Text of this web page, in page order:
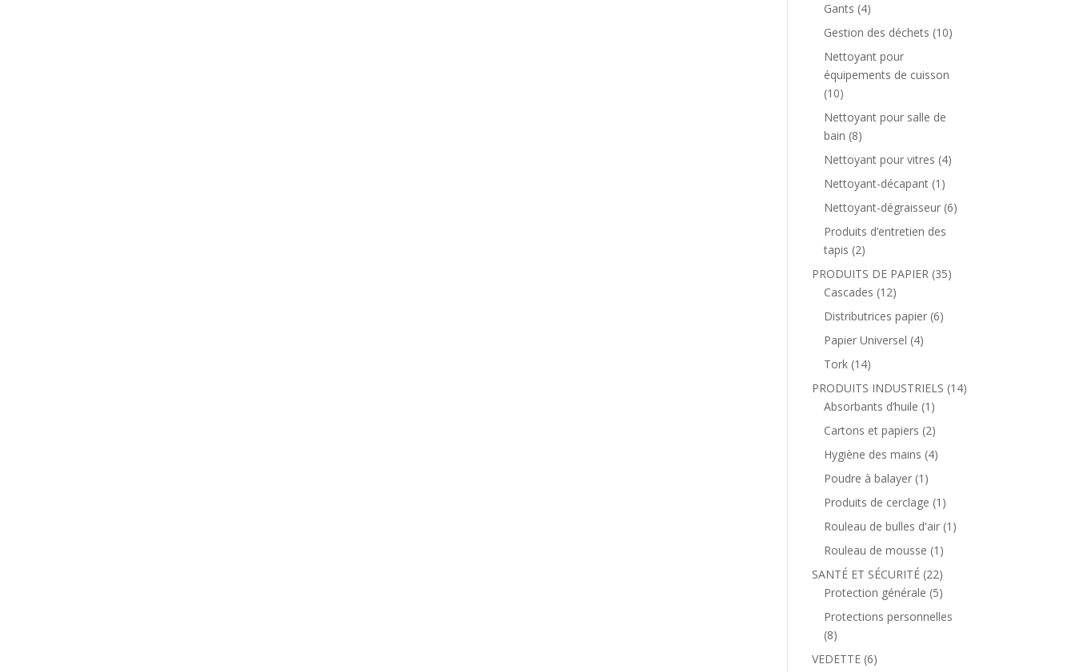
Gants (4)
Gestion des déchets (10)
Nettoyant pour
équipements de cuisson
(10)
Nettoyant pour salle de
bain (8)
Nettoyant pour vitres (4)
Nettoyant-décapant (1)
Nettoyant-dégraisseur (6)
Produits d’entretien des
tapis (2)
PRODUITS DE PAPIER (35)
Cascades (12)
Distributrices papier (6)
Papier Universel (4)
Tork (14)
PRODUITS INDUSTRIELS (14)
Absorbants d’huile (1)
Cartons et papiers (2)
Hygiène des mains (4)
Poudre à balayer (1)
Produits de cerclage (1)
Rouleau de bulles d'air (1)
Rouleau de mousse (1)
SANTÉ ET SÉCURITÉ (22)
Protection générale (5)
Protections personnelles
(8)
VEDETTE (6)